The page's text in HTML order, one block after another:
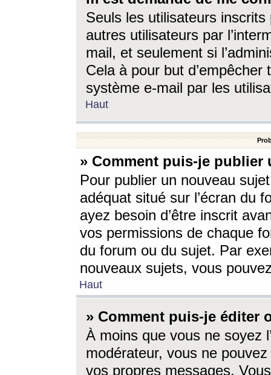
Seuls les utilisateurs
autres utilisateurs par
mail, et seulement si
Cela à pour but
système e-mail par les
Haut
» Comment puis-je
Pour publier un nouveau
adéquat situé sur l’écran du
ayez besoin d’être inscrit
vos permissions de chaque
du forum ou du sujet. Par
nouveaux sujets, vous
Haut
» Comment puis-je éditer
À moins que vous ne soyez
modérateur, vous ne
vos propres messages.